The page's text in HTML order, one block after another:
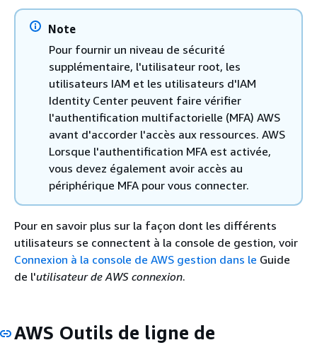
Note
Pour fournir un niveau de sécurité
supplémentaire, l'utilisateur root, les
utilisateurs IAM et les utilisateurs d'IAM
Identity Center peuvent faire vérifier
l'authentification multifactorielle (MFA) AWS
avant d'accorder l'accès aux ressources. AWS
Lorsque l'authentification MFA est activée,
vous devez également avoir accès au
périphérique MFA pour vous connecter.
Pour en savoir plus sur la façon dont les différents
utilisateurs se connectent à la console de gestion, voir
Connexion à la console de AWS gestion dans le Guide
de l'utilisateur de AWS connexion.
AWS Outils de ligne de